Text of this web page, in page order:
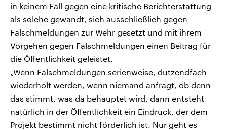
in keinem Fall gegen eine kritische Berichterstattung
als solche gewandt, sich ausschließlich gegen
Falschmeldungen zur Wehr gesetzt und mit ihrem
Vorgehen gegen Falschmeldungen einen Beitrag für
die Öffentlichkeit geleistet.
„Wenn Falschmeldungen serienweise, dutzendfach
wiederholt werden, wenn niemand anfragt, ob denn
das stimmt, was da behauptet wird, dann entsteht
natürlich in der Öffentlichkeit ein Eindruck, der dem
Projekt bestimmt nicht förderlich ist. Nur geht es